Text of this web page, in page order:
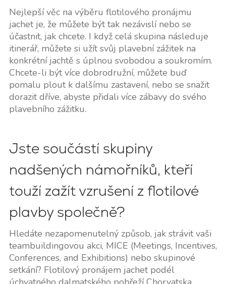
Nejlepší věc na výběru flotilového pronájmu
jachet je, že můžete být tak nezávislí nebo se
účastnit, jak chcete. I když celá skupina následuje
itinerář, můžete si užít svůj plavební zážitek na
konkrétní jachtě s úplnou svobodou a soukromím.
Chcete-li být více dobrodružní, můžete buď
pomalu plout k dalšímu zastavení, nebo se snažit
dorazit dříve, abyste přidali více zábavy do svého
plavebního zážitku.
Jste součástí skupiny
nadšených námořníků, kteří
touží zažít vzrušení z flotilové
plavby společně?
Hledáte nezapomenutelný způsob, jak strávit vaši
teambuildingovou akci, MICE (Meetings, Incentives,
Conferences, and Exhibitions) nebo skupinové
setkání? Flotilový pronájem jachet podél